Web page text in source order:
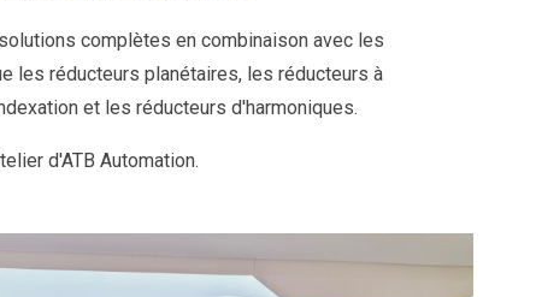
complètes en combinaison avec les
les réducteurs planétaires, les réducteurs à
et les réducteurs d'harmoniques.
d'ATB Automation.